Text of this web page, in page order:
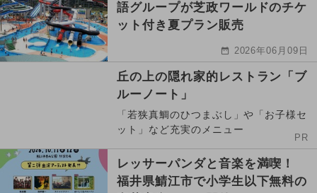
語グループが芝政ワールドのチケ
ット付き夏プラン販売
2026年06月09日
丘の上の隠れ家的レストラン「ブ
ルーノート」
「若狭真鯛のひつまぶし」や「お子様セ
ット」など充実のメニュー
PR
レッサーパンダと音楽を満喫！
福井県鯖江市で小学生以下無料の